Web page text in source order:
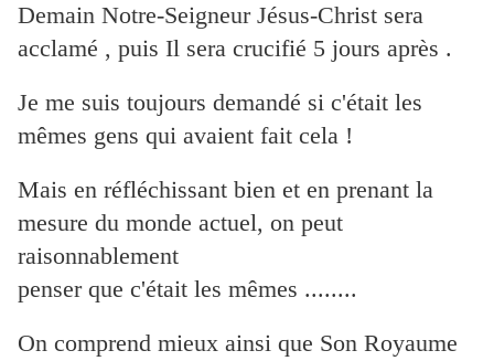
Demain Notre-Seigneur Jésus-Christ sera
acclamé , puis Il sera crucifié 5 jours après .
Je me suis toujours demandé si c'était les
mêmes gens qui avaient fait cela !
Mais en réfléchissant bien et en prenant la
mesure du monde actuel, on peut
raisonnablement
penser que c'était les mêmes ........
On comprend mieux ainsi que Son Royaume